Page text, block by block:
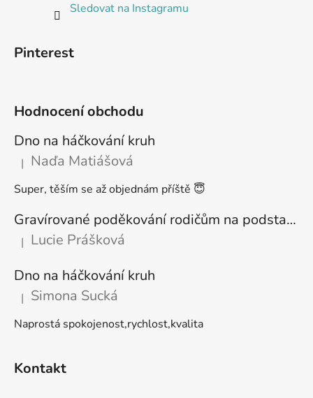
Sledovat na Instagramu
Pinterest
Hodnocení obchodu
Dno na háčkování kruh
Hodnocení produktu je 5 z 5 hvězdiček.
| Naďa Matiášová
Super, těším se až objednám příště 😇
Gravírované poděkování rodičům na podstavci
Hodnocení produktu je 5 z 5 hvězdiček.
| Lucie Prášková
Dno na háčkování kruh
Hodnocení produktu je 5 z 5 hvězdiček.
| Simona Sucká
Naprostá spokojenost,rychlost,kvalita
Kontakt